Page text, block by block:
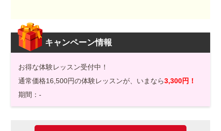
キャンペーン情報
お得な体験レッスン受付中！
通常価格16,500円の体験レッスンが、いまなら3,300円！
期間：-